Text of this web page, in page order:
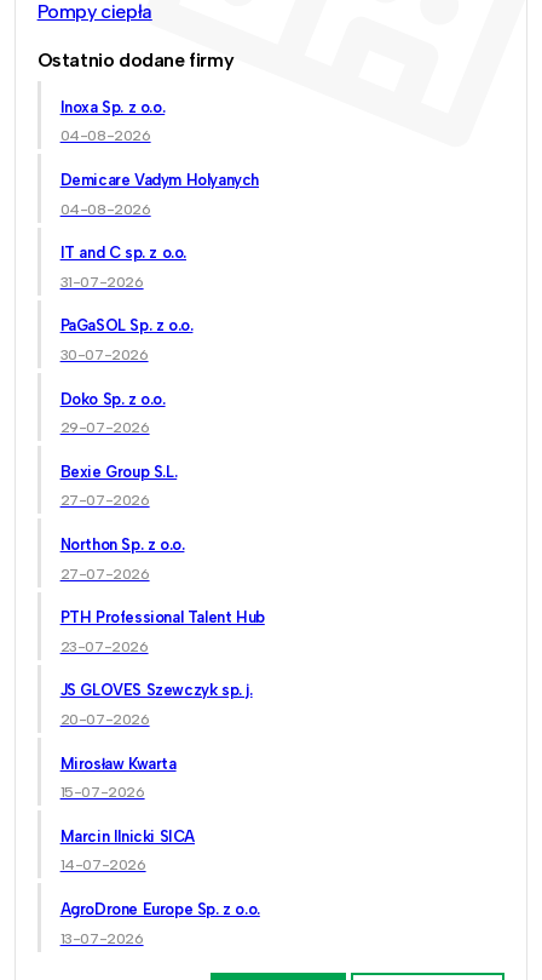
Pompy ciepła
Ostatnio dodane firmy
Inoxa Sp. z o.o.
04-08-2026
Demicare Vadym Holyanych
04-08-2026
IT and C sp. z o.o.
31-07-2026
PaGaSOL Sp. z o.o.
30-07-2026
Doko Sp. z o.o.
29-07-2026
Bexie Group S.L.
27-07-2026
Northon Sp. z o.o.
27-07-2026
PTH Professional Talent Hub
23-07-2026
JS GLOVES Szewczyk sp. j.
20-07-2026
Mirosław Kwarta
15-07-2026
Marcin Ilnicki SICA
14-07-2026
AgroDrone Europe Sp. z o.o.
13-07-2026